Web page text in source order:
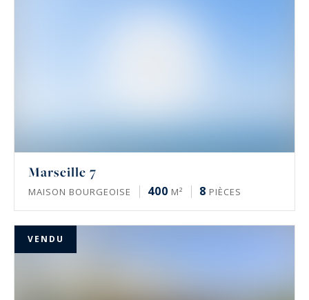
Marseille 7
MAISON BOURGEOISE 400 M² 8 PIÈCES
VENDU